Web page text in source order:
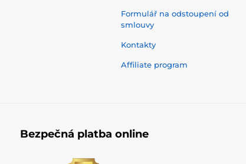
Formulář na odstoupení od
smlouvy
Kontakty
Affiliate program
Bezpečná platba online